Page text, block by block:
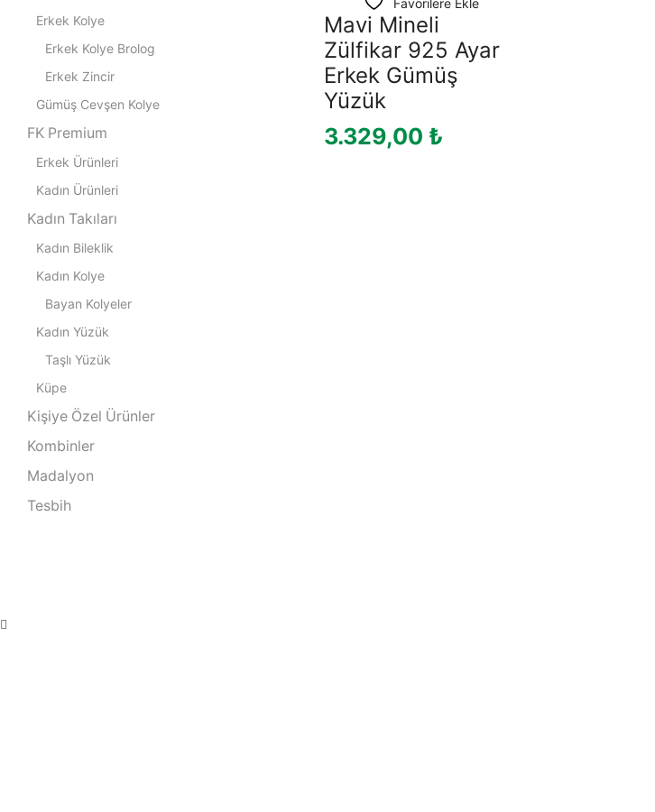
Mavi Mineli
Zülfikar 925 Ayar
Erkek Gümüş
Yüzük
3.329,00 ₺
Erkek Kolye
Erkek Kolye Brolog
Erkek Zincir
Gümüş Cevşen Kolye
FK Premium
Erkek Ürünleri
Kadın Ürünleri
Kadın Takıları
Kadın Bileklik
Kadın Kolye
Bayan Kolyeler
Kadın Yüzük
Taşlı Yüzük
Küpe
Kişiye Özel Ürünler
Kombinler
Madalyon
Tesbih